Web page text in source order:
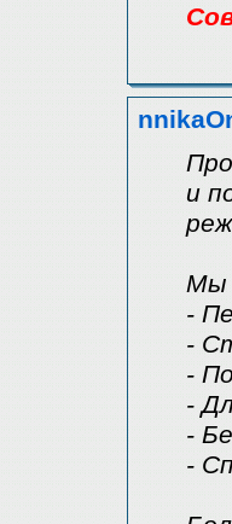
и
Мы
-
-
-
-
-
-